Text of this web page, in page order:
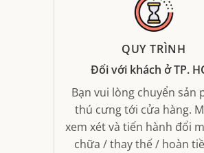
QUY TRÌNH
Đối với khách ở TP.
Bạn vui lòng chuyển sản
thú cưng tới cửa hàng.
xem xét và tiến hành đổi
chữa / thay thế / hoàn